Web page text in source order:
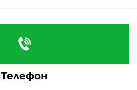
Телефон